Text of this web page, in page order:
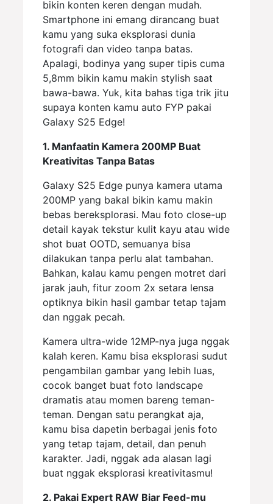
bikin konten keren dengan mudah.
Smartphone ini emang dirancang buat
kamu yang suka eksplorasi dunia
fotografi dan video tanpa batas.
Apalagi, bodinya yang super tipis cuma
5,8mm bikin kamu makin stylish saat
bawa-bawa. Yuk, kita bahas tiga trik jitu
supaya konten kamu auto FYP pakai
Galaxy S25 Edge!
1. Manfaatin Kamera 200MP Buat
Kreativitas Tanpa Batas
Galaxy S25 Edge punya kamera utama
200MP yang bakal bikin kamu makin
bebas bereksplorasi. Mau foto close-up
detail kayak tekstur kulit kayu atau wide
shot buat OOTD, semuanya bisa
dilakukan tanpa perlu alat tambahan.
Bahkan, kalau kamu pengen motret dari
jarak jauh, fitur zoom 2x setara lensa
optiknya bikin hasil gambar tetap tajam
dan nggak pecah.
Kamera ultra-wide 12MP-nya juga nggak
kalah keren. Kamu bisa eksplorasi sudut
pengambilan gambar yang lebih luas,
cocok banget buat foto landscape
dramatis atau momen bareng teman-
teman. Dengan satu perangkat aja,
kamu bisa dapetin berbagai jenis foto
yang tetap tajam, detail, dan penuh
karakter. Jadi, nggak ada alasan lagi
buat nggak eksplorasi kreativitasmu!
2. Pakai Expert RAW Biar Feed-mu